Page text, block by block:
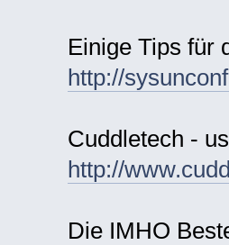
Einige Tips für
http://
Cuddletech -
http://
Die IMHO